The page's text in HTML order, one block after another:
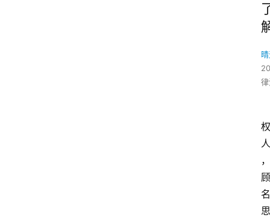
权
人
，
顾
名
思